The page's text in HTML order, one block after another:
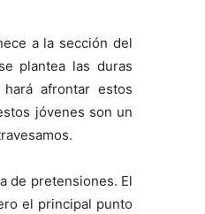
a la sección del
plantea las duras
afrontar estos
jóvenes son un
de pretensiones. El
el principal punto